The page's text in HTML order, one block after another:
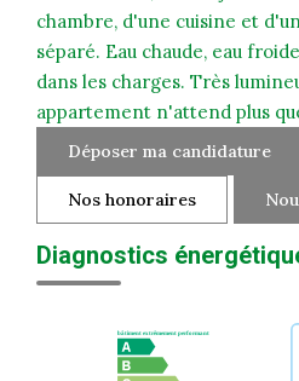
chambre, d'une cuisine et
séparé. Eau chaude, eau
dans les charges. Très
appartement n'attend plus
Déposer ma candidature
Nos honoraires
Diagnostics